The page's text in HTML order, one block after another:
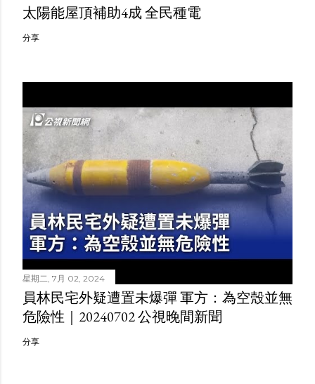
太陽能屋頂補助4成 全民種電
分享
星期二, 7月 02, 2024
員林民宅外疑遭置未爆彈 軍方：為空殼並無
危險性｜20240702 公視晚間新聞
分享